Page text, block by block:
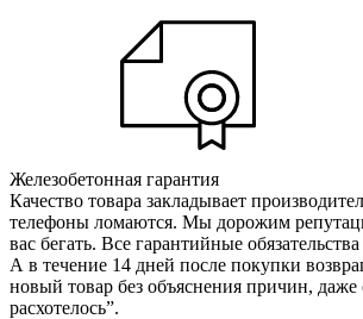
Железобетонная гарантия
Качество товара закладывает
телефоны ломаются. Мы дорожим
вас бегать. Все гарантийные
А в течение 14 дней после покупки
новый товар без объяснения причин, даже
расхотелось”.